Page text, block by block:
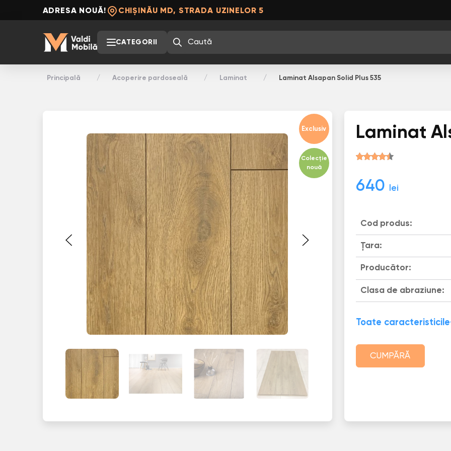
ADRESA NOUĂ! CHIȘINĂU MD, STRADA UZINELOR 5
CATEGORII
Principală Acoperire pardoseală Laminat Laminat Alsapan Solid Plus 535
Exclusiv
Colecție
nouă
Laminat
640 lei
Cod produs:
Țara:
Producător:
Clasa de abraziune:
Toate caracteristicile
CUMPĂRĂ